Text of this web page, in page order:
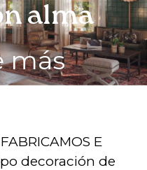
alma
más
E
decoración de